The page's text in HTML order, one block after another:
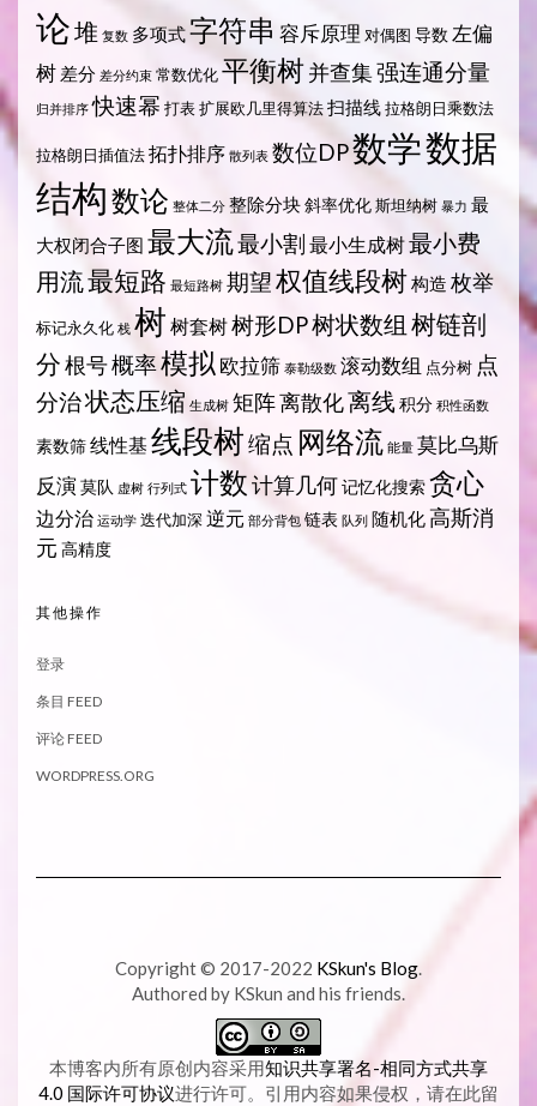
论堆 复数 多项式字符串 容斥原理 对偶图 导数 左偏
树 差分 差分约束 常数优化平衡树并查集强连通分量
归并排序 快速幂 打表扩展欧几里得算法扫描线 拉格朗日乘数法
拉格朗日插值法拓扑排序 散列表 数位DP数学数据
结构数论 整体二分 整除分块斜率优化斯坦纳树 暴力 最
大权闭合子图 最大流最小割 最小生成树最小费
用流最短路 最短路树 期望权值线段树构造 枚举
标记永久化 栈 树 树套树树形DP树状数组 树链剖
分根号概率模拟 欧拉筛 泰勒级数 滚动数组 点分树 点
分治状态压缩 生成树 矩阵离散化离线 积分 积性函数
素数筛线性基 线段树缩点 网络流 能量 莫比乌斯
反演莫队 虚树 行列式 计数计算几何记忆化搜索贪心
边分治 运动学 迭代加深 逆元 部分背包 链表 队列 随机化 高斯消
元 高精度
其他操作
登录
条目 FEED
评论 FEED
WORDPRESS.ORG
Copyright © 2017-2022 KSkun's Blog
Authored by KSkun and his friends.
本博客内所有原创内容采用知识共享署名-相同方式共享
4.0 国际许可协议进行许可。引用内容如果侵权，请在此留